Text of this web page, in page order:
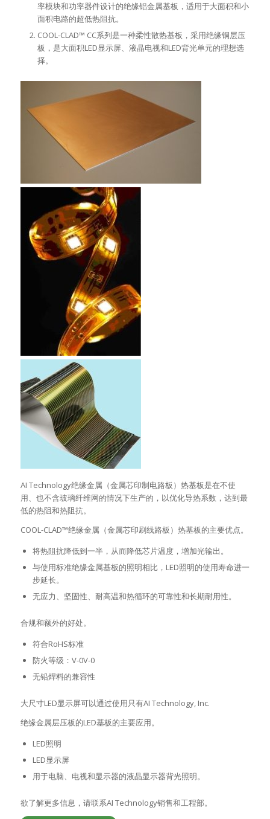
率模块和功率器件设计的绝缘铝金属基板，适用于大面积和小
面积电路的超低热阻抗。
COOL-CLAD™ CC系列是一种柔性散热基板，采用绝缘铜层压
板，是大面积LED显示屏、液晶电视和LED背光单元的理想选
择。
AI Technology绝缘金属（金属芯印制电路板）热基板是在不使
用、也不含玻璃纤维网的情况下生产的，以优化导热系数，达到最
低的热阻和热阻抗。
COOL-CLAD™绝缘金属（金属芯印刷线路板）热基板的主要优点。
将热阻抗降低到一半，从而降低芯片温度，增加光输出。
与使用标准绝缘金属基板的照明相比，LED照明的使用寿命进一
步延长。
无应力、坚固性、耐高温和热循环的可靠性和长期耐用性。
合规和额外的好处。
符合RoHS标准
防火等级：V-0V-0
无铅焊料的兼容性
大尺寸LED显示屏可以通过使用只有AI Technology, Inc.
绝缘金属层压板的LED基板的主要应用。
LED照明
LED显示屏
用于电脑、电视和显示器的液晶显示器背光照明。
欲了解更多信息，请联系AI Technology销售和工程部。